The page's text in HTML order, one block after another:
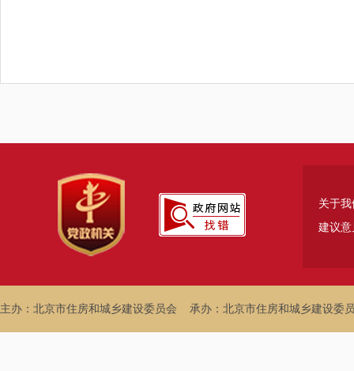
关于我
建议意
主办：北京市住房和城乡建设委员会 承办：北京市住房和城乡建设委